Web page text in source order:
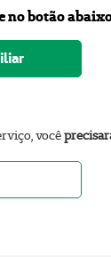
no botão
você